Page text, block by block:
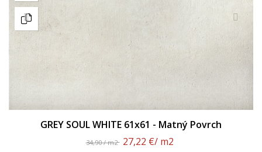
GREY SOUL WHITE 61x61 - Matný Povrch
34,90 / m2 27,22 €/ m2